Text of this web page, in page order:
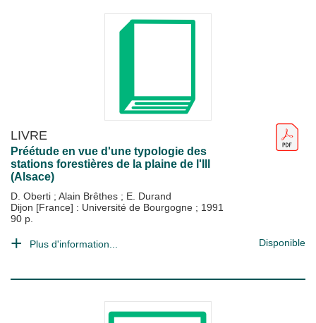
LIVRE
Préétude en vue d'une typologie des
stations forestières de la plaine de l'Ill
(Alsace)
D. Oberti ; Alain Brêthes ; E. Durand
Dijon [France] : Université de Bourgogne ; 1991
90 p.
Plus d'information... Disponible